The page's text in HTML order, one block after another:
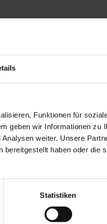
Funktionen für
geben wir Informationen zu
weiter. Unsere
haben oder die
Statistiken